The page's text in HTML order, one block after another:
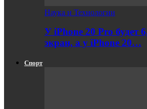
Наука и Технологии
У iPhone 20 Pro будет
экран, а у iPhone 20…
Спорт